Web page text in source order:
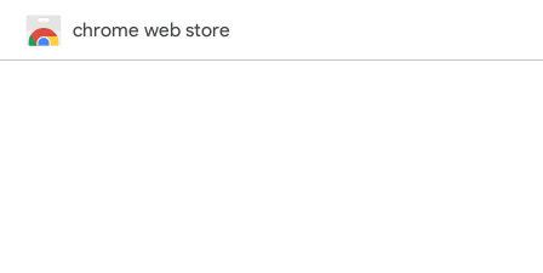
chrome web store